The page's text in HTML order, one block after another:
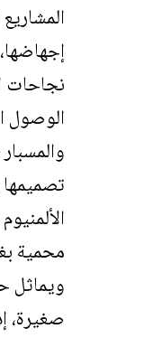
نجاحات
الوصول
محمية
ويماثل